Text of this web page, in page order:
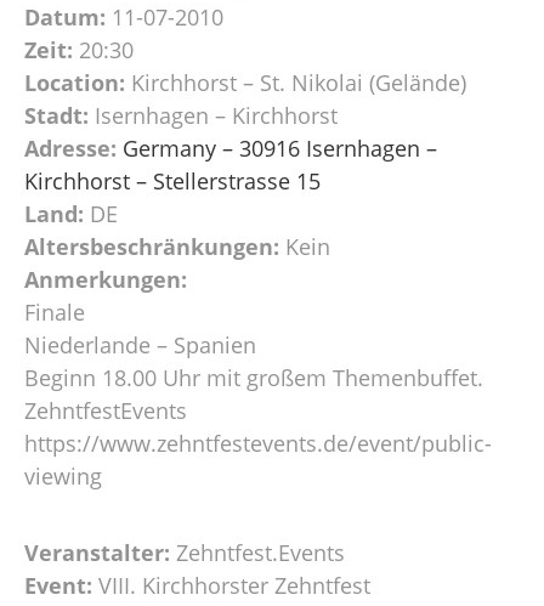
Datum: 11-07-2010
Zeit: 20:30
Location: Kirchhorst – St. Nikolai (Gelände)
Stadt: Isernhagen – Kirchhorst
Adresse: Germany – 30916 Isernhagen –
Kirchhorst – Stellerstrasse 15
Land: DE
Altersbeschränkungen: Kein
Anmerkungen:
Finale
Niederlande – Spanien
Beginn 18.00 Uhr mit großem Themenbuffet.
ZehntfestEvents
https://www.zehntfestevents.de/event/public-
viewing
Veranstalter: Zehntfest.Events
Event: VIII. Kirchhorster Zehntfest